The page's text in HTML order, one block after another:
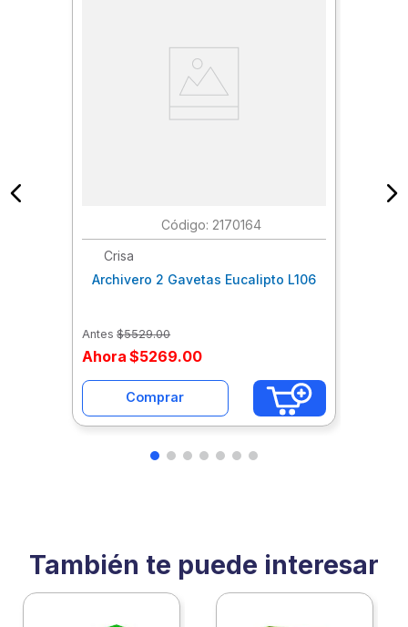
: 2170164
Crisa
Archivero 2 Gavetas Eucalipto L106
Antes $5529.00
Ahora $5269.00
Comprar
También te puede interesar